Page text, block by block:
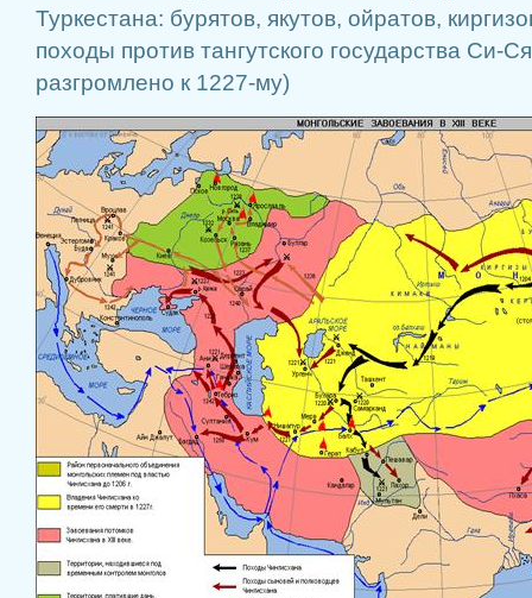
Туркестана: бурятов, якутов, ойратов,
походы против тангутского государства Си-
разгромлено к 1227-му)